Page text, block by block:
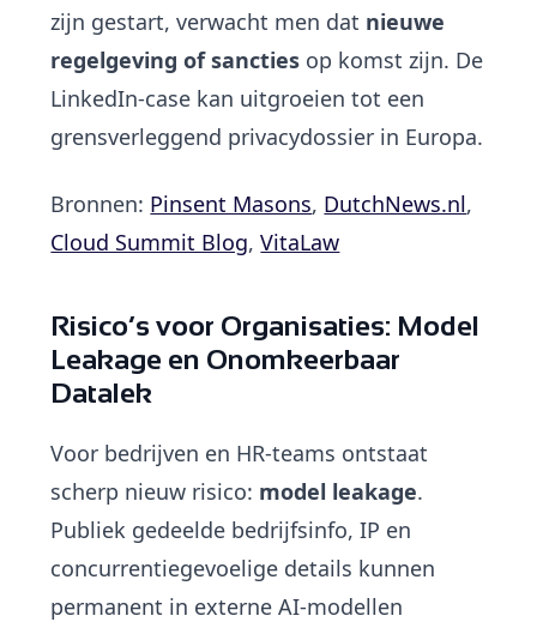
zijn gestart, verwacht men dat nieuwe
regelgeving of sancties op komst zijn. De
LinkedIn-case kan uitgroeien tot een
grensverleggend privacydossier in Europa.
Bronnen: Pinsent Masons, DutchNews.nl,
Cloud Summit Blog,VitaLaw
Risico’s voor Organisaties: Model
Leakage en Onomkeerbaar
Datalek
Voor bedrijven en HR-teams ontstaat
scherp nieuw risico: model leakage.
Publiek gedeelde bedrijfsinfo, IP en
concurrentiegevoelige details kunnen
permanent in externe AI-modellen